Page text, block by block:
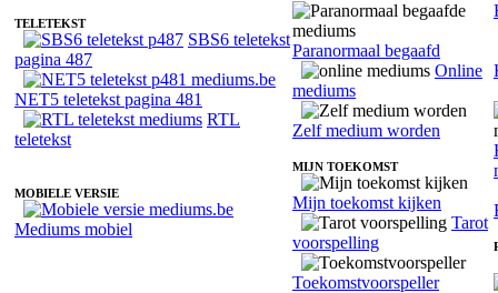
TELETEKST
SBS6 teletekst
pagina 487
NET5 teletekst pagina 481
RTL
teletekst
MOBIELE VERSIE
Mediums mobiel
Paranormaal begaafd
Online
mediums
Zelf medium worden
MIJN TOEKOMST
Mijn toekomst kijken
Tarot
voorspelling
Toekomstvoorspeller